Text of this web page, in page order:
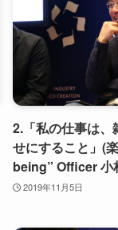
2.「私の仕事は、
せにすること」(
being” Officer 小
2019年11月5日